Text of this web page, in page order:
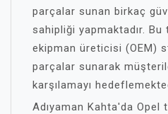
parçalar sunan birkaç
sahipliği yapmaktadır.
ekipman üreticisi (OEM)
parçalar sunarak
karşılamayı
Adıyaman Kahta'da Opel